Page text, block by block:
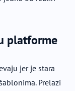
platforme
jer je stara
Prelazi